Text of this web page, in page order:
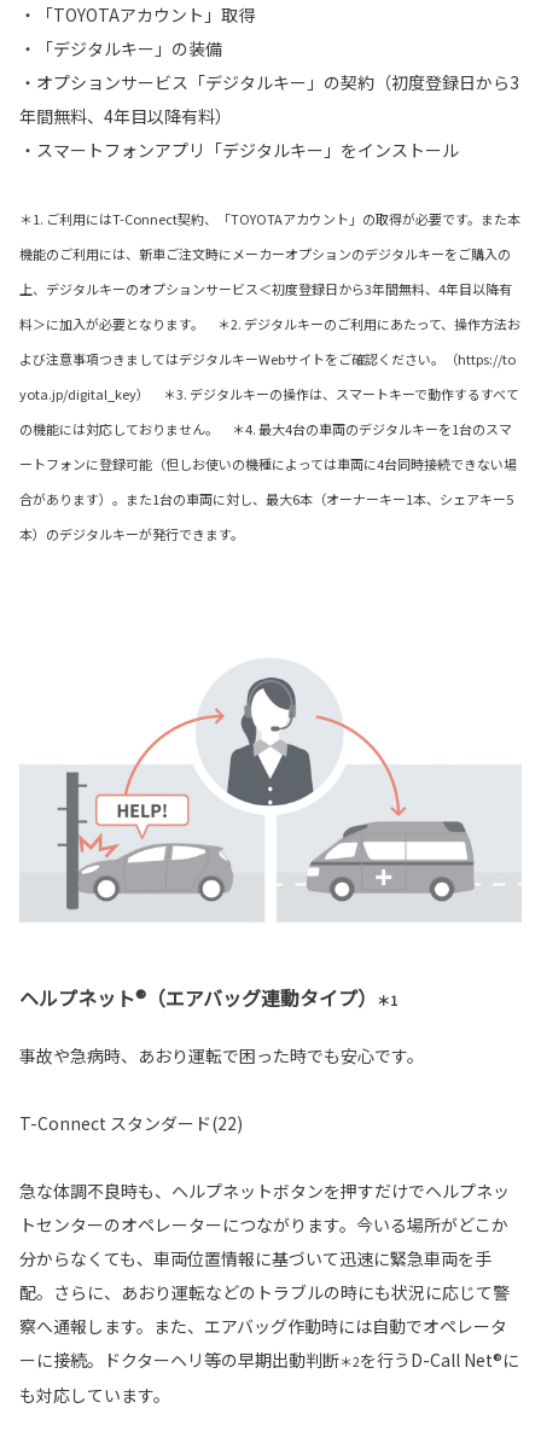
・「TOYOTAアカウント」取得
・「デジタルキー」の装備
・オプションサービス「デジタルキー」の契約（初度登録日から3
年間無料、4年目以降有料）
・スマートフォンアプリ「デジタルキー」をインストール
＊1. ご利用にはT-Connect契約、「TOYOTAアカウント」の取得が必要です。また本
機能のご利用には、新車ご注文時にメーカーオプションのデジタルキーをご購入の
上、デジタルキーのオプションサービス＜初度登録日から3年間無料、4年目以降有
料＞に加入が必要となります。 ＊2. デジタルキーのご利用にあたって、操作方法お
よび注意事項つきましてはデジタルキーWebサイトをご確認ください。（https://to
yota.jp/digital_key） ＊3. デジタルキーの操作は、スマートキーで動作するすべて
の機能には対応しておりません。 ＊4. 最大4台の車両のデジタルキーを1台のスマ
ートフォンに登録可能（但しお使いの機種によっては車両に4台同時接続できない場
合があります）。また1台の車両に対し、最大6本（オーナーキー1本、シェアキー5
本）のデジタルキーが発行できます。
ヘルプネット®（エアバッグ連動タイプ） ＊1
事故や急病時、あおり運転で困った時でも安心です。
T-Connect スタンダード(22)
急な体調不良時も、ヘルプネットボタンを押すだけでヘルプネッ
トセンターのオペレーターにつながります。今いる場所がどこか
分からなくても、車両位置情報に基づいて迅速に緊急車両を手
配。さらに、あおり運転などのトラブルの時にも状況に応じて警
察へ通報します。また、エアバッグ作動時には自動でオペレータ
ーに接続。ドクターヘリ等の早期出動判断＊2を行うD-Call Net®に
も対応しています。